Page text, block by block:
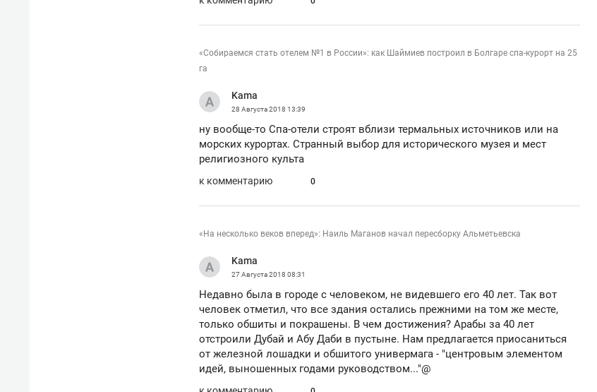
«Собираемся стать отелем №1 в России»: как Шаймиев построил в Болгаре спа-курорт на 25
га
Kama
28 Августа 2018 13:39
ну вообще-то Спа-отели строят вблизи термальных источников или на
морских курортах. Странный выбор для исторического музея и мест
религиозного культа
к комментарию 0
«На несколько веков вперед»: Наиль Маганов начал пересборку Альметьевска
Kama
27 Августа 2018 08:31
Недавно была в городе с человеком, не видевшего его 40 лет. Так вот
человек отметил, что все здания остались прежними на том же месте,
только обшиты и покрашены. В чем достижения? Арабы за 40 лет
отстроили Дубай и Абу Даби в пустыне. Нам предлагается приосаниться
от железной лошадки и обшитого универмага - "центровым элементом
идей, выношенных годами руководством..."@